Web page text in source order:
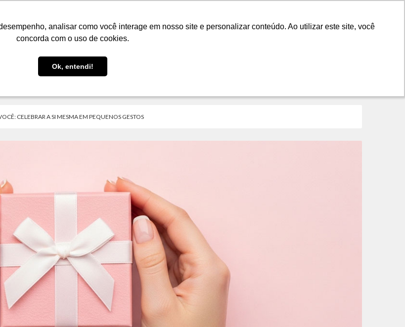
analisar como você interage em nosso site e personalizar conteúdo. Ao utilizar este site, você
concorda com o uso de cookies.
Ok, entendi!
analisar como você interage em nosso site e personalizar conteúdo. Ao utilizar este site, você
concorda com o uso de cookies.
Ok, entendi!
LOJA FIQUE POR DENTRO PRESENTES LANÇAMENTOS DICAS CONTATO
CELEBRAR A SI MESMA EM PEQUENOS GESTOS